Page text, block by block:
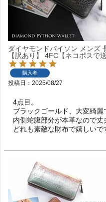
ダイヤモンドパイソン メンズ
【訳あり】 4FC【ネコポスで
購入者
投稿日 2025/08/27
4点目。
ブラックゴールド、大変綺麗
内側蛇腹部分が本革なので丈
どれも素敵な財布で嬉しいで